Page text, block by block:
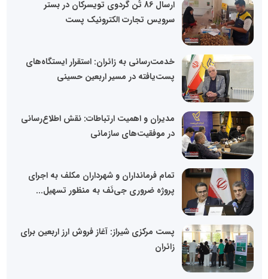
ارسال 86 تُن گردوی تویسرکان در بستر
سرویس تجارت الکترونیک پست
خدمت‌رسانی به زائران: استقرار ایستگاه‌های
پست‌یافته در مسیر اربعین حسینی
مدیران و اهمیت ارتباطات: نقش اطلاع‌رسانی
در موفقیت‌های سازمانی
تمام فرمانداران و شهرداران مکلف به اجرای
پروژه ضروری جی‌نَف به منظور تسهیل...
پست مرکزی شیراز: آغاز فروش ارز اربعین برای
زائران